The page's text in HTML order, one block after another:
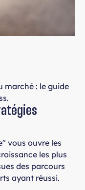
marché : le guide
vous ouvre les
les plus
des parcours
ayant réussi.